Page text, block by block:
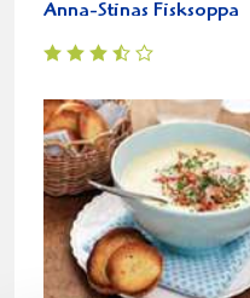
Anna-Stinas Fisksoppa